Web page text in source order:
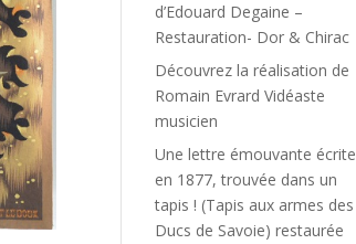
d’Edouard Degaine –
Restauration- Dor & Chirac
Découvrez la réalisation de
Romain Evrard Vidéaste
musicien
Une lettre émouvante écrite
en 1877, trouvée dans un
tapis ! (Tapis aux armes des
Ducs de Savoie) restaurée